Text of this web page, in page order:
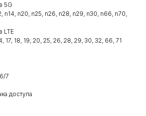
5G
n14, n20, n25, n26, n28, n29, n30, n66, n70,
LTE
17, 18, 19, 20, 25, 26, 28, 29, 30, 32, 66, 71
7
доступа